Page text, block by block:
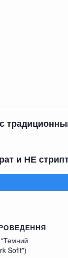
и НЕ
“Темний
Sofit”)